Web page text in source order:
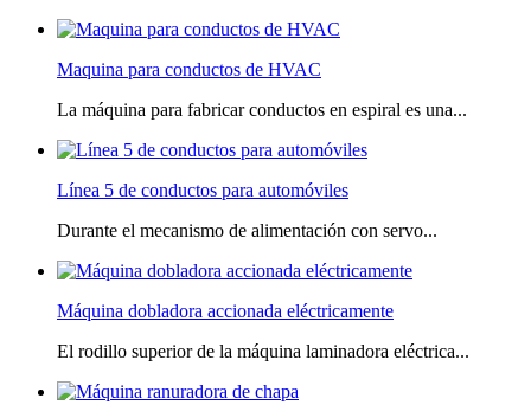
Maquina para conductos de HVAC
La máquina para fabricar conductos en espiral es una...
Línea 5 de conductos para automóviles
Durante el mecanismo de alimentación con servo...
Máquina dobladora accionada eléctricamente
El rodillo superior de la máquina laminadora eléctrica...